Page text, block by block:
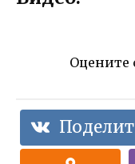
Оцените